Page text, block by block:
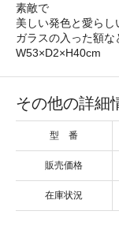
素敵で
美しい発色と愛らし
ガラスの入った額な
W53×D2×H40cm
その他の詳細
型 番
販売価格
在庫状況